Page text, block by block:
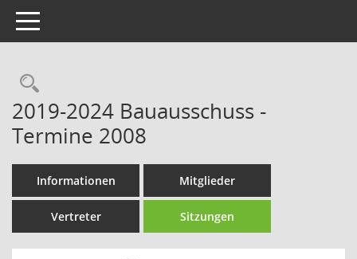
Toggle navigation
Rechercheauswahl
2019-2024 Bauausschuss -
Termine 2008
Informationen Mitglieder
Vertreter Sitzungen